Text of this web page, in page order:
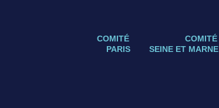
COMITÉ
COMITÉ
SEINE ET MARNE
PARIS